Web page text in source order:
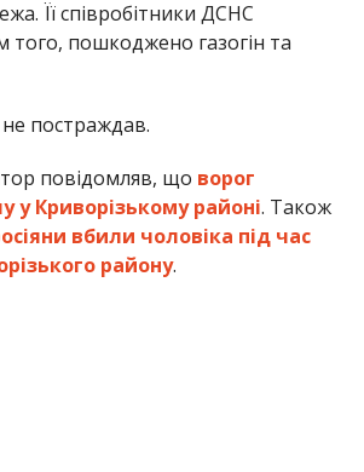
Її співробітники ДСНС
того, пошкоджено газогін та
постраждав.
повідомляв, що ворог
у Криворізькому районі. Також
вбили чоловіка під час
району.